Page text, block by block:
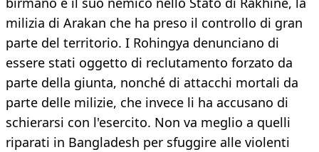
milizia di Arakan che ha preso il controllo di gran
parte del territorio. I Rohingya denunciano di
essere stati oggetto di reclutamento forzato da
parte della giunta, nonché di attacchi mortali da
parte delle milizie, che invece li ha accusano di
schierarsi con l'esercito. Non va meglio a quelli
riparati in Bangladesh per sfuggire alle violenti